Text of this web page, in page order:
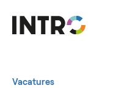
Vacatures